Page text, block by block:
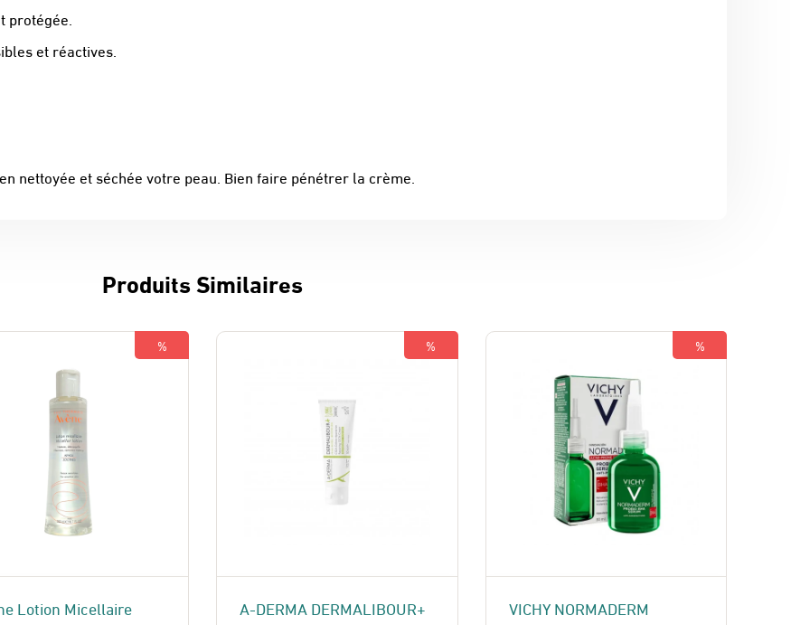
protégée.
et réactives.
nettoyée et séchée votre peau. Bien faire pénétrer la crème.
Produits Similaires
%
Lotion Micellaire
%
A-DERMA DERMALIBOUR+
%
VICHY NORMADERM